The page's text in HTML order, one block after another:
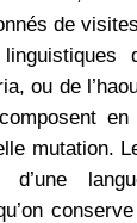
de
ou de
en
mutation.